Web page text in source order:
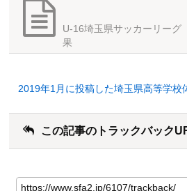
U-16埼玉県サッカーリー
果
2019年1月に投稿した埼玉県高等学校
この記事のトラックバック